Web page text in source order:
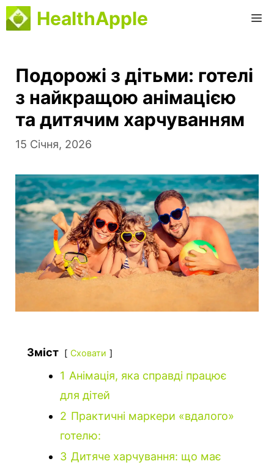
Перейти
до
HealthApple
Подорожі з дітьми: готелі
з найкращою анімацією
та дитячим харчуванням
15 Січня, 2026
Зміст Сховати
1 Анімація, яка справді працює
для дітей
2 Практичні маркери «вдалого»
готелю:
3 Дитяче харчування: що має